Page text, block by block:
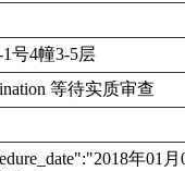
号4幢3-5层
等待实质审查
年01